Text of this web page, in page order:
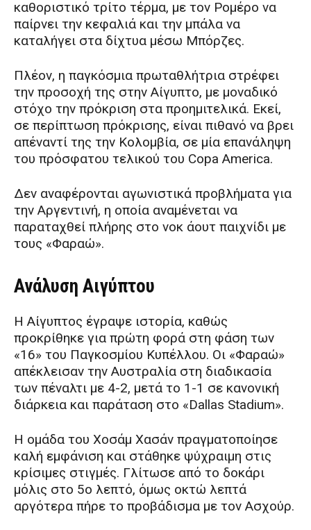
καθοριστικό τρίτο τέρμα, με τον Ρομέρο να
παίρνει την κεφαλιά και την μπάλα να
καταλήγει στα δίχτυα μέσω Μπόρζες.
Πλέον, η παγκόσμια πρωταθλήτρια στρέφει
την προσοχή της στην Αίγυπτο, με μοναδικό
στόχο την πρόκριση στα προημιτελικά. Εκεί,
σε περίπτωση πρόκρισης, είναι πιθανό να βρει
απέναντί της την Κολομβία, σε μία επανάληψη
του πρόσφατου τελικού του Copa America.
Δεν αναφέρονται αγωνιστικά προβλήματα για
την Αργεντινή, η οποία αναμένεται να
παραταχθεί πλήρης στο νοκ άουτ παιχνίδι με
τους «Φαραώ».
Ανάλυση Αιγύπτου
Η Αίγυπτος έγραψε ιστορία, καθώς
προκρίθηκε για πρώτη φορά στη φάση των
«16» του Παγκοσμίου Κυπέλλου. Οι «Φαραώ»
απέκλεισαν την Αυστραλία στη διαδικασία
των πέναλτι με 4-2, μετά το 1-1 σε κανονική
διάρκεια και παράταση στο «Dallas Stadium».
Η ομάδα του Χοσάμ Χασάν πραγματοποίησε
καλή εμφάνιση και στάθηκε ψύχραιμη στις
κρίσιμες στιγμές. Γλίτωσε από το δοκάρι
μόλις στο 5ο λεπτό, όμως οκτώ λεπτά
αργότερα πήρε το προβάδισμα με τον Ασχούρ.